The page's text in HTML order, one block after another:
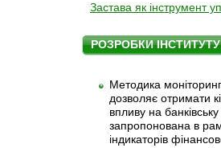
Застава як інструмент
РОЗРОБКИ ІНСТИТУТУ
Методика
дозволяє отримати
впливу на
запропонована в
індикаторів